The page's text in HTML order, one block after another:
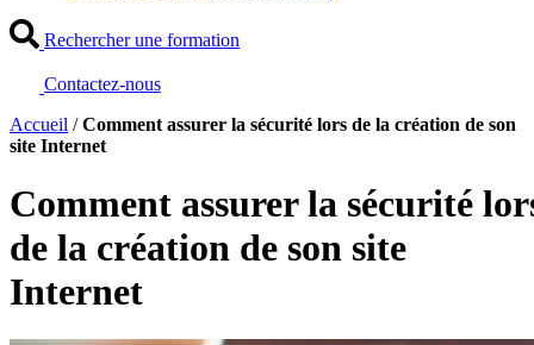
Rechercher une formation
Contactez-nous
Accueil /Comment assurer la sécurité lors de la création de son
site Internet
Comment assurer la sécurité
de la création de son site
Internet